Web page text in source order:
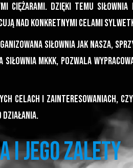
Dzięki temu siłownia
nad konkretnymi celami
siłownia jak nasza,
MKKK, pozwala
celach i zainteresowaniach,
i jego zalety